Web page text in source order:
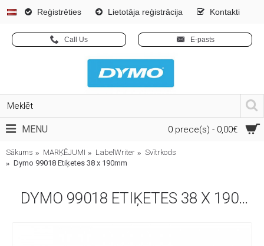
Reģistrēties Lietotāja reģistrācija Kontakti
Call Us E-pasts
0 prece(s) - 0,00€
MENU
Sākums MARĶĒJUMI LabelWriter
Svītrkods
Dymo 99018 Etiķetes 38 x 190mm
DYMO 99018 ETIĶETES 38 X 190MM